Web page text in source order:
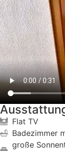
Flat TV
Badezimmer
große